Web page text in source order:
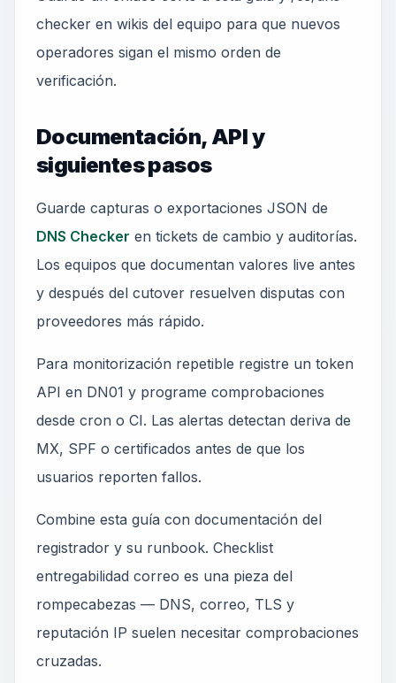
checker en wikis del equipo para que nuevos
operadores sigan el mismo orden de
verificación.
Documentación, API y
siguientes pasos
Guarde capturas o exportaciones JSON de
DNS Checker en tickets de cambio y auditorías.
Los equipos que documentan valores live antes
y después del cutover resuelven disputas con
proveedores más rápido.
Para monitorización repetible registre un token
API en DN01 y programe comprobaciones
desde cron o CI. Las alertas detectan deriva de
MX, SPF o certificados antes de que los
usuarios reporten fallos.
Combine esta guía con documentación del
registrador y su runbook. Checklist
entregabilidad correo es una pieza del
rompecabezas — DNS, correo, TLS y
reputación IP suelen necesitar comprobaciones
cruzadas.